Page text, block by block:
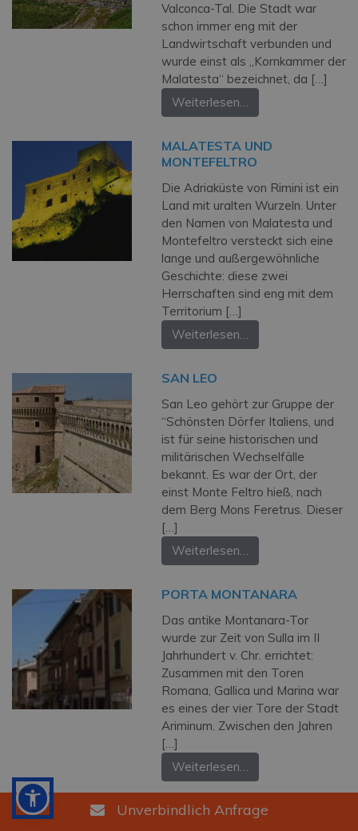
Unverbindlich Anfrage
Valconca-Tal. Die Stadt war
schon immer eng mit der
Landwirtschaft verbunden und
wurde einst als „Kornkammer der
Malatesta“ bezeichnet, da […]
Weiterlesen…
MALATESTA UND
MONTEFELTRO
Die Adriaküste von Rimini ist ein
Land mit uralten Wurzeln. Unter
den Namen von Malatesta und
Montefeltro versteckt sich eine
lange und außergewöhnliche
Geschichte: diese zwei
Herrschaften sind eng mit dem
Territorium […]
Weiterlesen…
SAN LEO
San Leo gehört zur Gruppe der
“Schönsten Dörfer Italiens, und
ist für seine historischen und
militärischen Wechselfälle
bekannt. Es war der Ort, der
einst Monte Feltro hieß, nach
dem Berg Mons Feretrus. Dieser
[…]
Weiterlesen…
PORTA MONTANARA
Das antike Montanara-Tor
wurde zur Zeit von Sulla im II
Jahrhundert v. Chr. errichtet:
Zusammen mit den Toren
Romana, Gallica und Marina war
es eines der vier Tore der Stadt
Ariminum. Zwischen den Jahren
[…]
Weiterlesen…
WAS SIE ÜBER DEN WEIN